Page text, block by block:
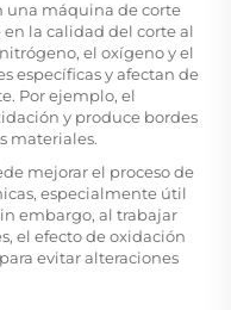
una máquina de corte
la calidad del corte al
el oxígeno y el
específicas y afectan de
Por ejemplo, el
y produce bordes
materiales.
mejorar el proceso de
especialmente útil
embargo, al trabajar
el efecto de oxidación
evitar alteraciones